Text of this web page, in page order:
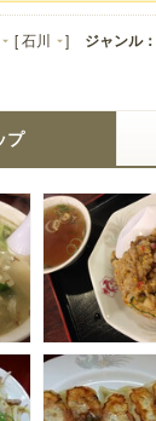
[石川 ] ジャンル：
プ